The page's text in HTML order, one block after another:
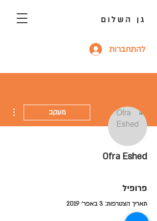
גן השלום
להתחברות
מעקב
Ofra Eshed
פרופיל
תאריך הצטרפות: 3 באפר׳ 2019